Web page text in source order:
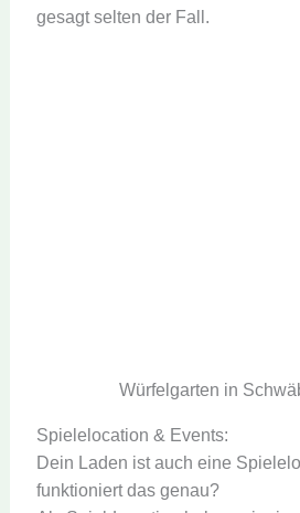
gesagt selten der Fall.
Würfelgarten in
Spielelocation & Events:
Dein Laden ist auch eine
funktioniert das genau?